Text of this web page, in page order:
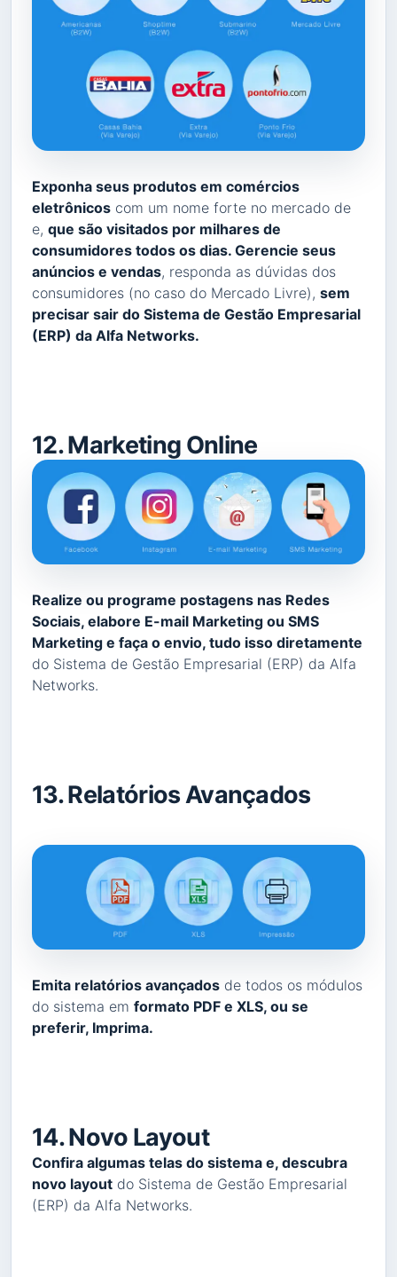
Exponha seus produtos em comércios
eletrônicos com um nome forte no mercado de
e, que são visitados por milhares de
consumidores todos os dias. Gerencie seus
anúncios e vendas, responda as dúvidas dos
consumidores (no caso do Mercado Livre), sem
precisar sair do Sistema de Gestão Empresarial
(ERP) da Alfa Networks.
12. Marketing Online
Realize ou programe postagens nas Redes
Sociais, elabore E-mail Marketing ou SMS
Marketing e faça o envio, tudo isso diretamente
do Sistema de Gestão Empresarial (ERP) da Alfa
Networks.
13. Relatórios Avançados
Emita relatórios avançados de todos os módulos
do sistema em formato PDF e XLS, ou se
preferir, Imprima.
14. Novo Layout
Confira algumas telas do sistema e, descubra
novo layout do Sistema de Gestão Empresarial
(ERP) da Alfa Networks.